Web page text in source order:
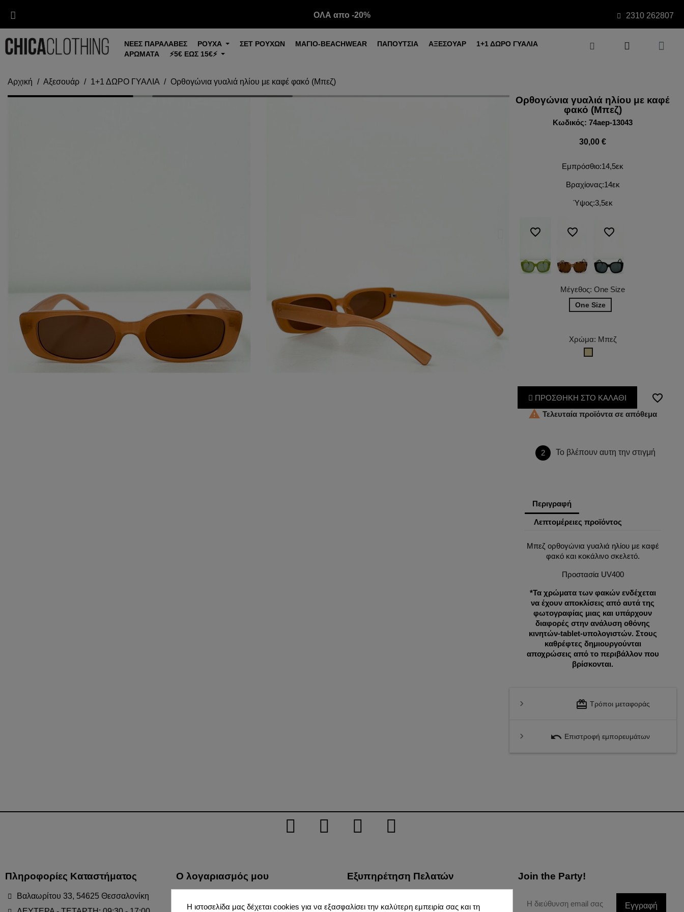
ΟΛΑ απο -20% 2310 262807
ΝΕΕΣ ΠΑΡΑΛΑΒΕΣ ΡΟΥΧΑ ΣΕΤ ΡΟΥΧΩΝ ΜΑΓΙΟ-BEACHWEAR ΠΑΠΟΥΤΣΙΑ ΑΞΕΣΟΥΑΡ
1+1 ΔΩΡΟ ΓΥΑΛΙΑ
ΑΡΩΜΑΤΑ
⚡5€ ΕΩΣ 15€⚡
Αρχική Αξεσουάρ 1+1 ΔΩΡΟ ΓΥΑΛΙΑ Ορθογώνια γυαλιά ηλίου με καφέ φακό (Μπεζ)
Ορθογώνια γυαλιά ηλίου με καφέ
φακό (Μπεζ)
Κωδικός: 74aep-13043
30,00 €
Εμπρόσθιο:14,5εκ
Βραχίονας:14εκ
Ύψος:3,5εκ
favorite_border favorite_border favorite_border
Μέγεθος: One Size
One Size
Χρώμα: Μπεζ
ΠΡΟΣΘΗΚΗ ΣΤΟ ΚΑΛΑΘΙ
favorite_border
 Τελευταία προϊόντα σε απόθεμα
2 Το βλέπουν αυτη την στιγμή
Περιγραφή
Λεπτομέρειες προϊόντος
Μπεζ ορθογώνια γυαλιά ηλίου με καφέ
φακό και κοκάλινο σκελετό.
Προστασία UV400
*Τα χρώματα των φακών ενδέχεται
να έχουν αποκλίσεις από αυτά της
φωτογραφίας μιας και υπάρχουν
διαφορές στην ανάλυση οθόνης
κινητών-tablet-υπολογιστών. Στους
καθρέφτες δημιουργούνται
αποχρώσεις από το περιβάλλον που
βρίσκονται.
redeem Τρόποι μεταφοράς
undo Επιστροφή εμπορευμάτων
Πληροφορίες Καταστήματος
Βαλαωρίτου 33, 54625 Θεσσαλονίκη
Ο λογαριασμός μου Εξυπηρέτηση Πελατών Join the Party!
Εγγραφή
Η ιστοσελίδα μας δέχεται cookies για να εξασφαλίσει την καλύτερη εμπειρία σας και τη